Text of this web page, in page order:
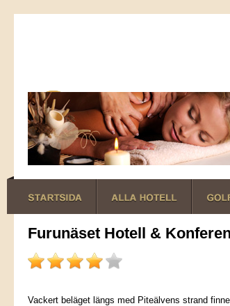
Furunäset Hotell &
Vackert beläget längs med Piteälvens strand